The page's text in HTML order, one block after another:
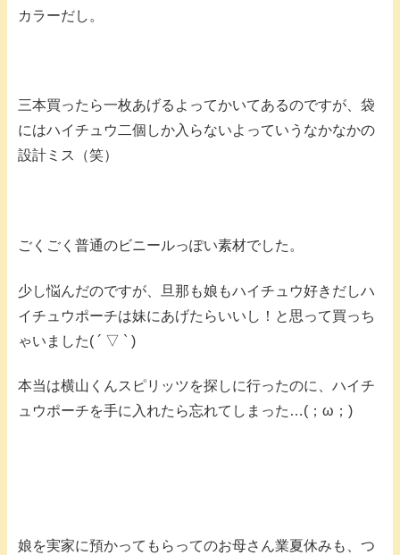
カラーだし。
三本買ったら一枚あげるよってかいてあるのですが、袋
にはハイチュウ二個しか入らないよっていうなかなかの
設計ミス（笑）
ごくごく普通のビニールっぽい素材でした。
少し悩んだのですが、旦那も娘もハイチュウ好きだしハ
イチュウポーチは妹にあげたらいいし！と思って買っち
ゃいました( ´ ▽ ` )
本当は横山くんスピリッツを探しに行ったのに、ハイチ
ュウポーチを手に入れたら忘れてしまった…(；ω；)
娘を実家に預かってもらってのお母さん業夏休みも、つ